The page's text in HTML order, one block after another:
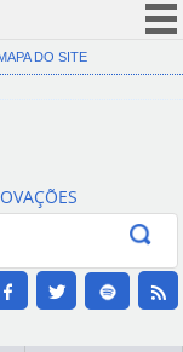
(COVID-19)
Canais
DO SITE